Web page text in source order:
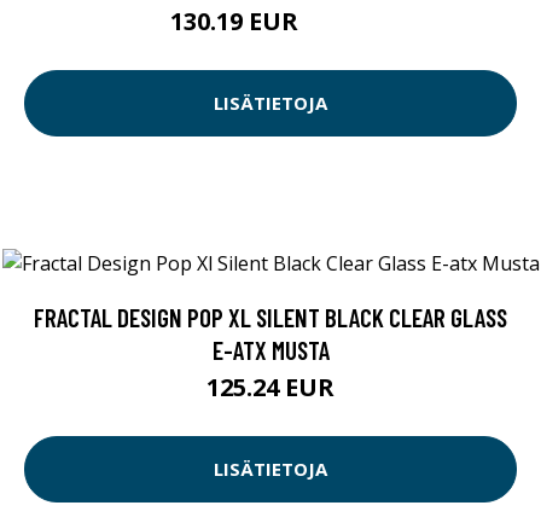
130.19 EUR
LISÄTIETOJA
FRACTAL DESIGN POP XL SILENT BLACK CLEAR GLASS
E-ATX MUSTA
125.24 EUR
LISÄTIETOJA